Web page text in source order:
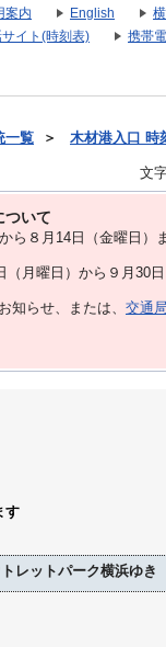
案内 English
イト(時刻表) 携帯
一覧 ＞ 木材港入口 時
文
ついて
ら８⽉14⽇（金曜日）
月曜日）から９月30日
知らせ、または、 交通
す
レットパーク横浜ゆき